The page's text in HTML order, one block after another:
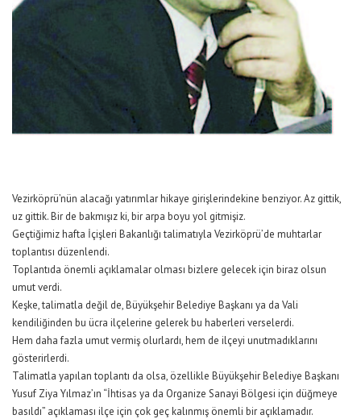
Vezirköprü’nün alacağı yatırımlar hikaye girişlerindekine benziyor. Az gittik,
uz gittik. Bir de bakmışız ki, bir arpa boyu yol gitmişiz.
Geçtiğimiz hafta İçişleri Bakanlığı talimatıyla Vezirköprü’de muhtarlar
toplantısı düzenlendi.
Toplantıda önemli açıklamalar olması bizlere gelecek için biraz olsun
umut verdi.
Keşke, talimatla değil de, Büyükşehir Belediye Başkanı ya da Vali
kendiliğinden bu ücra ilçelerine gelerek bu haberleri verselerdi.
Hem daha fazla umut vermiş olurlardı, hem de ilçeyi unutmadıklarını
gösterirlerdi.
Talimatla yapılan toplantı da olsa, özellikle Büyükşehir Belediye Başkanı
Yusuf Ziya Yılmaz’ın “İhtisas ya da Organize Sanayi Bölgesi için düğmeye
basıldı” açıklaması ilçe için çok geç kalınmış önemli bir açıklamadır.